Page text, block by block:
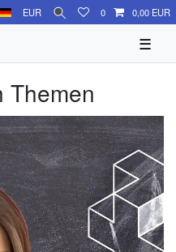
EUR 0 0,00 EUR
☰
Themen